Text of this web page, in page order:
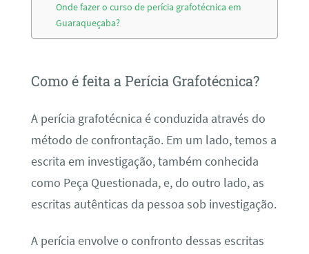
Onde fazer o curso de perícia grafotécnica em
Guaraqueçaba?
Como é feita a Perícia Grafotécnica?
A perícia grafotécnica é conduzida através do
método de confrontação. Em um lado, temos a
escrita em investigação, também conhecida
como Peça Questionada, e, do outro lado, as
escritas autênticas da pessoa sob investigação.
A perícia envolve o confronto dessas escritas